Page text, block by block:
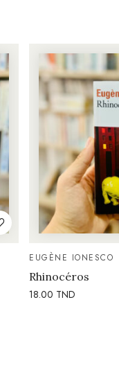
EUGÈNE IONESCO
Rhinocéros
18.00 TND